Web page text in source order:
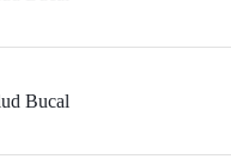
Bucal